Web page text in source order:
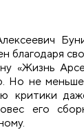
благодаря
«Жизнь
Но не
критики
его